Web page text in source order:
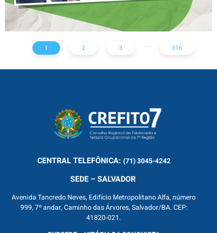
1 2 3 ... 316
CENTRALTELEFÔNICA: (71) 3045-4242
SEDE – SALVADOR
Avenida Tancredo Neves, Edifício Metropolitano Alfa, número
999, 7º andar, Caminho das Árvores, Salvador/BA. CEP:
41820-021.